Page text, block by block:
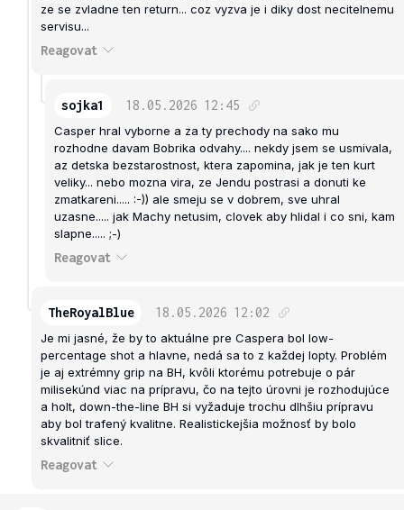
ze se zvladne ten return... coz vyzva je i diky dost necitelnemu
servisu...
Reagovat
sojka1 18.05.2026 12:45
Casper hral vyborne a za ty prechody na sako mu
rozhodne davam Bobrika odvahy.... nekdy jsem se usmivala,
az detska bezstarostnost, ktera zapomina, jak je ten kurt
veliky... nebo mozna vira, ze Jendu postrasi a donuti ke
zmatkareni..... :-)) ale smeju se v dobrem, sve uhral
uzasne..... jak Machy netusim, clovek aby hlidal i co sni, kam
slapne..... ;-)
Reagovat
TheRoyalBlue 18.05.2026 12:02
Je mi jasné, že by to aktuálne pre Caspera bol low-
percentage shot a hlavne, nedá sa to z každej lopty. Problém
je aj extrémny grip na BH, kvôli ktorému potrebuje o pár
milisekúnd viac na prípravu, čo na tejto úrovni je rozhodujúce
a holt, down-the-line BH si vyžaduje trochu dlhšiu prípravu
aby bol trafený kvalitne. Realistickejšia možnosť by bolo
skvalitniť slice.
Reagovat